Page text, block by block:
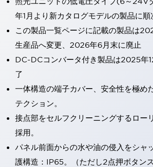
年1月より新カタログモデルの製品に
この製品一覧ページに記載の製品は
生産品へ変更、2026年6月末に廃止
DC-DCコンバータ付き製品は2025年
了
一体構造の端子カバー、安全性を極め
テクション。
接点部をセルフクリーニングするロー
採用。
パネル前面からの水や油の侵入をシャ
護構造：IP65。（ただし2点押ボタン